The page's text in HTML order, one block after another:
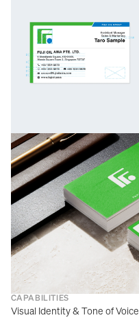
CAPABILITIES
Visual Identity & Tone of Voice